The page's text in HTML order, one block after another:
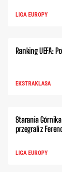
LIGA EUROPY
Ranking UEFA:
EKSTRAKLASA
Starania
przegrali z
LIGA EUROPY